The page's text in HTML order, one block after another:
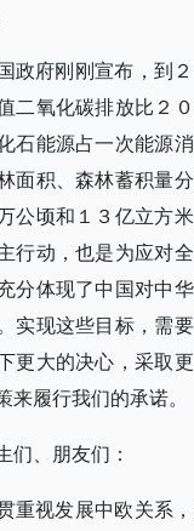
政府刚刚宣布，到
二氧化碳排放比２
石能源占一次能源
面积、森林蓄积量
公顷和１３亿立方
行动，也是为应对
分体现了中国对中
实现这些目标，需
更大的决心，采取
履行我们的承诺。
们、朋友们：
重视发展中欧关系